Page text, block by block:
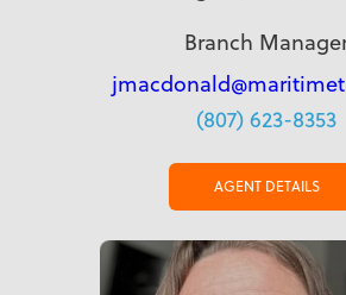
Branch
(807) 623-8353
AGENT DETAILS